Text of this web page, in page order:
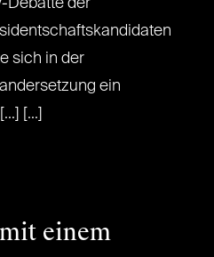
Debatte der
sich in der
ein
[...]
einem